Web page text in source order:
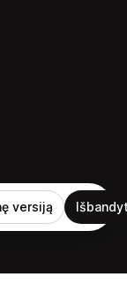
versiją